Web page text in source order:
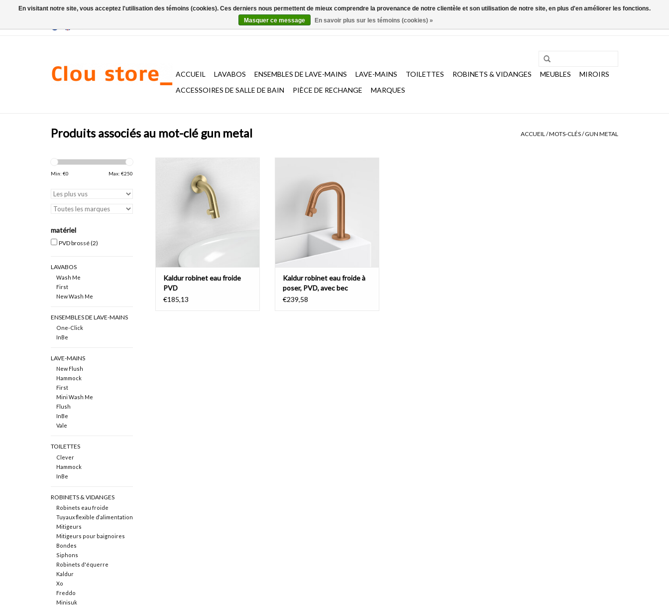
ACCUEIL LAVABOS ENSEMBLES DE LAVE-MAINS LAVE-MAINS TOILETTES ROBINETS & VIDANGES MEUBLES
MIROIRS
ACCESSOIRES DE SALLE DE BAIN
PIÈCE DE RECHANGE MARQUES
Produits associés au mot-clé gun metal ACCUEIL/MOTS-CLÉS/GUN METAL
Min: €0 Max: €250
matériel
PVD brossé(2)
LAVABOS
Wash Me
First
New Wash Me
ENSEMBLES DE LAVE-MAINS
One-Click
InBe
LAVE-MAINS
New Flush
Hammock
First
Mini Wash Me
Flush
InBe
Vale
TOILETTES
Clever
Hammock
InBe
ROBINETS & VIDANGES
Robinets eau froide
Tuyaux flexible d‘alimentation
Mitigeurs
Mitigeurs pour baignoires
Bondes
Siphons
Robinets d'équerre
Kaldur
Xo
Freddo
Minisuk
courte ou long, à suspendre, or,
bronze ou canon de fusil brossé
PVD, avec film de protection anti-
traces de doigts, l.2 x p.7,4 x t.6,8
cm.
Kaldur robinet eau froide
PVD
€185,13
ou canon de fusil brossé PVD, avec
film de protection anti-traces de
doigts, l.2 x p.10,6 x t.15,9 cm.
AJOUTER AU PANIER
Kaldur robinet eau froide à
poser, PVD, avec bec
courte, droite
€239,58
En visitant notre site, vous acceptez l'utilisation des témoins (cookies). Ces derniers nous permettent de mieux comprendre la provenance de notre clientèle et son utilisation de notre site, en plus d'en améliorer les fonctions.
Masquer ce message
En savoir plus sur les témoins (cookies) »